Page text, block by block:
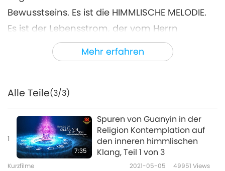
Mehr erfahren
Bewusstseins. Es ist die HIMMLISCHE MELODIE.
Es ist der Lebensstrom, der vom Herrn
ausgeht und alles durchdringt. Der Herr
erschafft und erhält das gesamte Universum
STRÖME DES HERRN durchdringen alles, wie
Radiowellen. Seine GÖTTLICHE MUSIK erfüllt
den ganzen Raum. […] Shabd ist eine Schnur,
die jeden und alles mit dem Herrn verbindet.“
~ Die Philosophie der Meister
Alle Teile(3/3)
1
7:35
Spuren von Guanyin in der
Religion Kontemplation auf
den inneren himmlischen
Klang, Teil 1 von 3
Kurzfilme 2021-05-05 49951 Views